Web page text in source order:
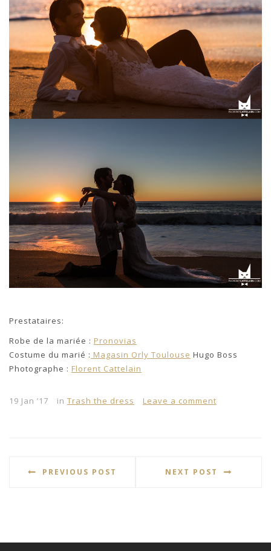
Prestataires:
Robe de la mariée : Pronovias
Costume du marié : Magasin Orly Toulouse Hugo Boss
Photographe : Florent Cattelain
19 Jan ’17 in Trash the dress Leave a comment
PREVIOUS POST NEXT POST